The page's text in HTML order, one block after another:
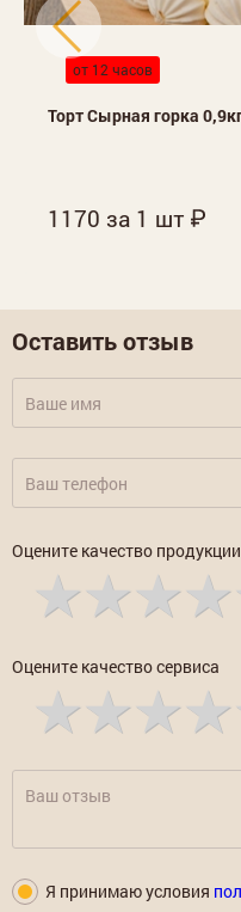
от 12 часов
Торт Сырная горка
1170 за 1 шт
Оставить отзыв
Оцените качество продукции
Оцените качество сервиса
Я принимаю условия